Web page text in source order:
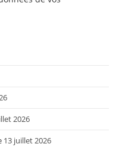
2026
13 juillet 2026